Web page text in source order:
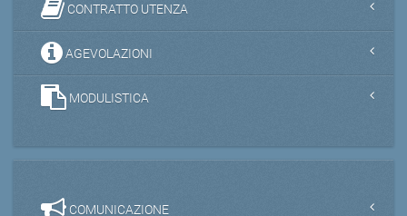
CONTRATTO UTENZA
AGEVOLAZIONI
MODULISTICA
COMUNICAZIONE